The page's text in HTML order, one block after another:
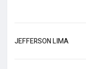
JEFFERSON LIMA